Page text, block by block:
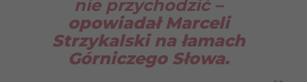
nie przychodzić –
opowiadał Marceli
Strzykalski na łamach
Górniczego Słowa.